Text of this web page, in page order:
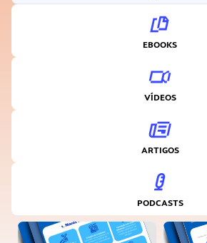
EBOOKS
VÍDEOS
ARTIGOS
PODCASTS